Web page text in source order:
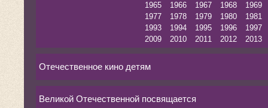
1965
1966 1967 1968
1969
1977
1978 1979 1980
1981
1993
1994 1995 1996
1997
2009
2010 2011 2012 2013
Отечественное кино детям
Великой Отечественной посвящается